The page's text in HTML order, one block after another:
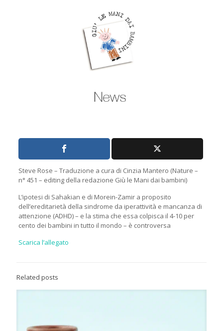
Steve Rose – Traduzione a cura di Cinzia Mantero (Nature –
n° 451 – editing della redazione Giù le Mani dai bambini)
L’ipotesi di Sahakian e di Morein-Zamir a proposito
dell’ereditarietà della sindrome da iperattività e mancanza di
attenzione (ADHD) – e la stima che essa colpisca il 4-10 per
cento dei bambini in tutto il mondo – è controversa
Scarica l’allegato
Related posts